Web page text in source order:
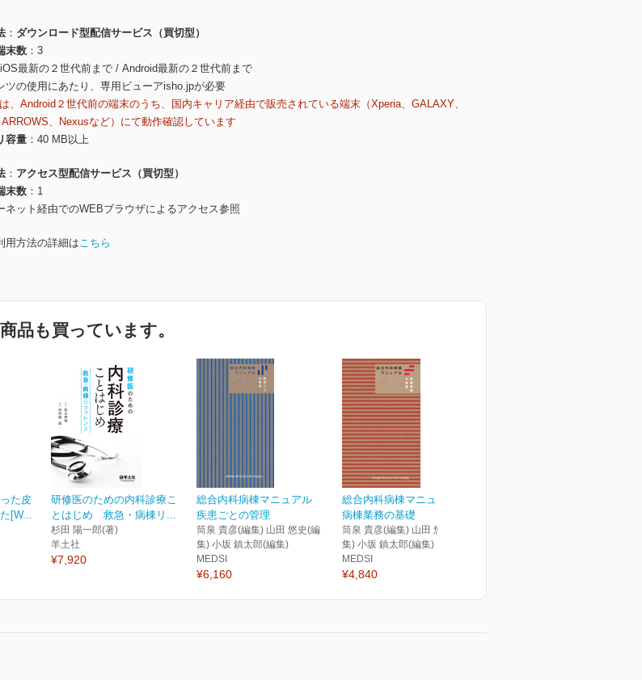
ダウンロード型配信サービス（買切型）
末数
3
iOS最新の２世代前まで / Android最新の２世代前まで
ツの使用にあたり、専用ビューアisho.jpが必要
、Android２世代前の端末のうち、国内キャリア経由で販売されている端末（Xperia、GALAXY、
、Nexusなど）にて動作確認しています
容量
40 MB以上
アクセス型配信サービス（買切型）
末数
1
ネット経由でのWEBブラウザによるアクセス参照
用方法の詳細はこちら
品も買っています。
た皮
[W...
研修医のための内科診療こ
とはじめ 救急・病棟リ...
杉田 陽一郎(著)
羊土社
¥7,920
総合内科病棟マニュアル
疾患ごとの管理
筒泉 貴彦(編集) 山田 悠史(編
集) 小坂 鎮太郎(編集)
MEDSI
¥6,160
総合内科病棟マニュアル
病棟業務の基礎
筒泉 貴彦(編集) 山田 悠史(編
集) 小坂 鎮太郎(編集)
MEDSI
¥4,840